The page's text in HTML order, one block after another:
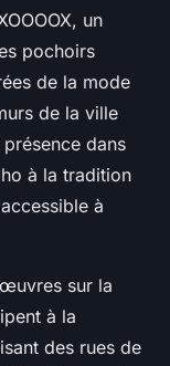
un
pochoirs
de la mode
de la ville
dans
à la tradition
à
sur la
à la
des rues de